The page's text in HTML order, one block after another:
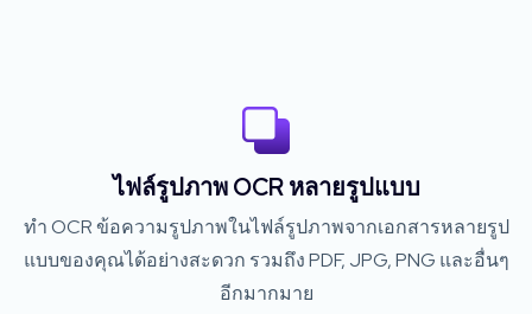
ไฟล์รูปภาพ OCR หลายรูปแบบ
ทำ OCR ข้อความรูปภาพในไฟล์รูปภาพจากเอกสารหลายรูป
แบบของคุณได้อย่างสะดวก รวมถึง PDF, JPG, PNG และอื่นๆ
อีกมากมาย